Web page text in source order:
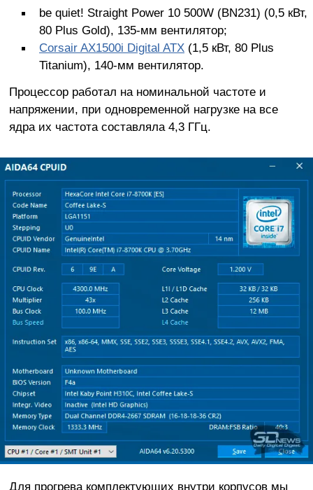
be quiet! Straight Power 10 500W (BN231) (0,5 кВт,
80 Plus Gold), 135-мм вентилятор;
Corsair AX1500i Digital ATX (1,5 кВт, 80 Plus
Titanium), 140-мм вентилятор.
Процессор работал на номинальной частоте и
напряжении, при одновременной нагрузке на все
ядра их частота составляла 4,3 ГГц.
Для прогрева комплектующих внутри корпусов мы